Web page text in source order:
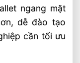
ngang mặt
dễ đào tạo
cần tối ưu